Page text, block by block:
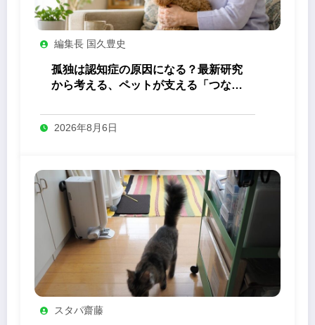
編集長 国久豊史
孤独は認知症の原因になる？最新研究
から考える、ペットが支える「つなが
2026年8月6日
スタパ齋藤